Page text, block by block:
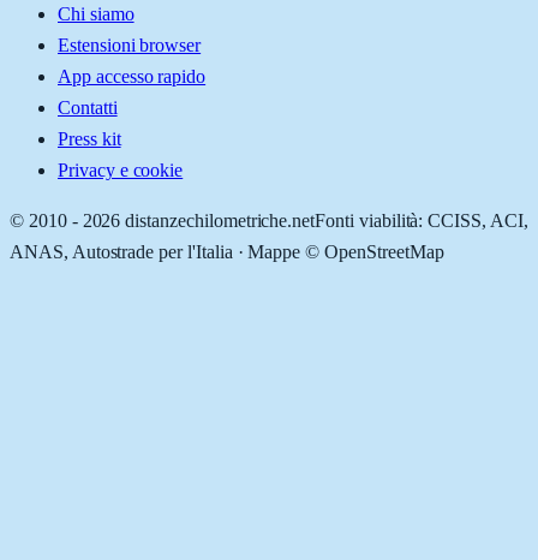
Chi siamo
Estensioni browser
App accesso rapido
Contatti
Press kit
Privacy e cookie
© 2010 - 2026 distanzechilometriche.netFonti viabilità: CCISS, ACI,
ANAS, Autostrade per l'Italia · Mappe © OpenStreetMap